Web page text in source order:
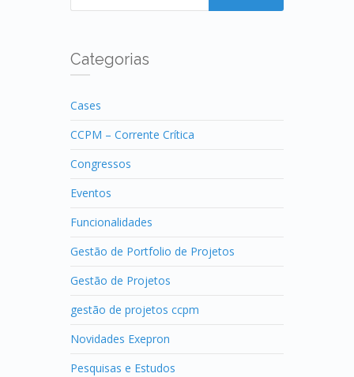
Categorias
Cases
CCPM – Corrente Crítica
Congressos
Eventos
Funcionalidades
Gestão de Portfolio de Projetos
Gestão de Projetos
gestão de projetos ccpm
Novidades Exepron
Pesquisas e Estudos